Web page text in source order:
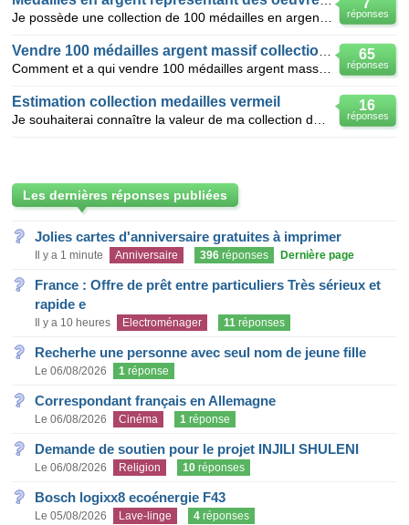
7
réponses
65
réponses
16
réponses
Estimation collection medailles vermeil
Les dernières réponses publiées
Jolies cartes d'anniversaire gratuites à imprimer
Il y a 1 minute Anniversaire 396 réponses Dernière page
France : Offre de prêt entre particuliers Très sérieux et
rapide e
Il y a 10 heures Electroménager 11 réponses
Recherhe une personne avec seul nom de jeune fille
Le 06/08/2026 1 réponse
Correspondant français en Allemagne
Le 06/08/2026 Cinéma 1 réponse
Demande de soutien pour le projet INJILI SHULENI
Le 06/08/2026 Religion 10 réponses
Bosch logixx8 ecoénergie F43
Le 05/08/2026 Lave-linge 4 réponses